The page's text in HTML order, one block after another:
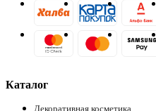
Каталог
Декоративная косметика